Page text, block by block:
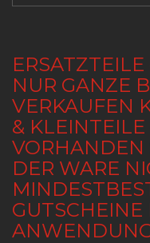
NUR GANZE
VERKAUFEN
&
VORHANDEN
DER WARE